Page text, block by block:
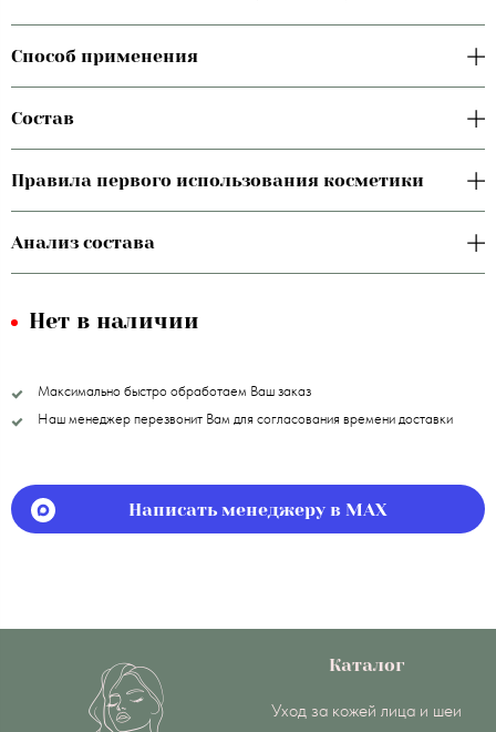
Способ применения
Состав
Правила первого использования косметики
Анализ состава
Нет в наличии
Максимально быстро обработаем Ваш заказ
Наш менеджер перезвонит Вам для согласования времени доставки
Написать менеджеру в MAX
Каталог
Уход за кожей лица и шеи